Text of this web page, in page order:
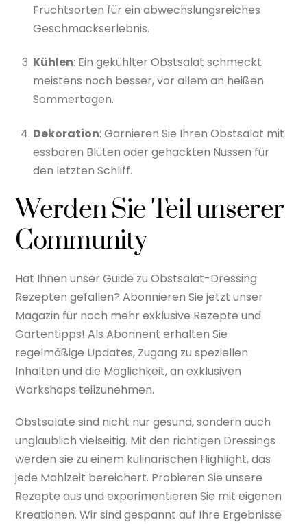
Fruchtsorten für ein abwechslungsreiches
Geschmackserlebnis.
Kühlen: Ein gekühlter Obstsalat schmeckt
meistens noch besser, vor allem an heißen
Sommertagen.
Dekoration: Garnieren Sie Ihren Obstsalat mit
essbaren Blüten oder gehackten Nüssen für
den letzten Schliff.
Werden Sie Teil unserer
Community
Hat Ihnen unser Guide zu Obstsalat-Dressing
Rezepten gefallen? Abonnieren Sie jetzt unser
Magazin für noch mehr exklusive Rezepte und
Gartentipps! Als Abonnent erhalten Sie
regelmäßige Updates, Zugang zu speziellen
Inhalten und die Möglichkeit, an exklusiven
Workshops teilzunehmen.
Obstsalate sind nicht nur gesund, sondern auch
unglaublich vielseitig. Mit den richtigen Dressings
werden sie zu einem kulinarischen Highlight, das
jede Mahlzeit bereichert. Probieren Sie unsere
Rezepte aus und experimentieren Sie mit eigenen
Kreationen. Wir sind gespannt auf Ihre Ergebnisse